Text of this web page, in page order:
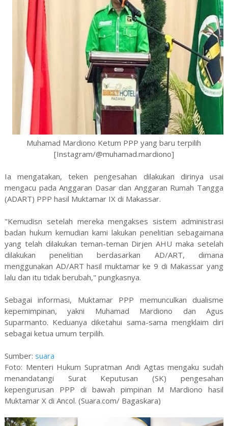
Muhamad Mardiono Ketum PPP yang baru terpilih
[Instagram/@muhamad.mardiono]
Ia mengatakan, teken pengesahan dilakukan dirinya usai
mengacu pada Anggaran Dasar dan Anggaran Rumah Tangga
(ADART) PPP hasil Muktamar IX di Makassar.
"Kemudisn setelah mereka mengakses sistem administrasi
badan hukum kemudian kami lakukan penelitian sebagaimana
yang telah dilakukan teman-teman Dirjen AHU maka setelah
dilakukan penelitian berdasarkan AD/ART, dimana
menggunakan AD/ART hasil muktamar ke 9 di Makassar yang
lalu dan itu tidak berubah," pungkasnya.
Sebagai informasi, Muktamar PPP memunculkan dualisme
kepemimpinan, yakni Muhamad Mardiono dan Agus
Suparmanto. Keduanya diketahui sama-sama mengklaim diri
sebagai ketua umum terpilih.
Sumber: suara
Foto: Menteri Hukum Supratman Andi Agtas mengaku sudah
menandatangi Surat Keputusan (SK) pengesahan
kepengurusan PPP di bawah pimpinan M Mardiono hasil
Muktamar X di Ancol. (Suara.com/ Bagaskara)